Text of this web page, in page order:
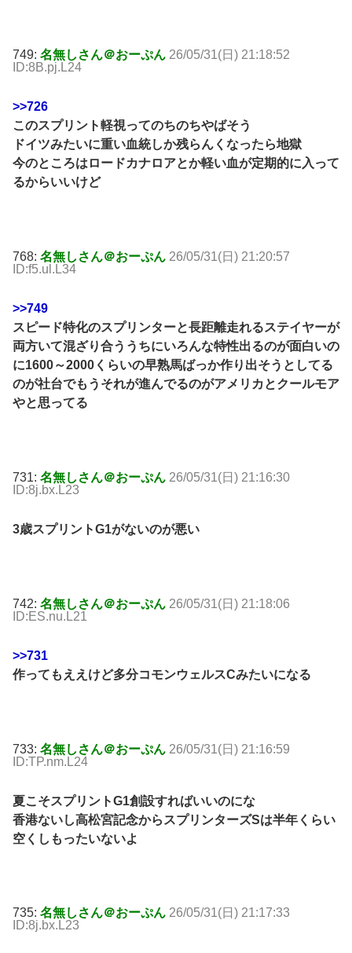
749: 名無しさん＠おーぷん 26/05/31(日) 21:18:52
ID:8B.pj.L24
>>726
このスプリント軽視ってのちのちやばそう
ドイツみたいに重い血統しか残らんくなったら地獄
今のところはロードカナロアとか軽い血が定期的に入って
るからいいけど
768: 名無しさん＠おーぷん 26/05/31(日) 21:20:57
ID:f5.ul.L34
>>749
スピード特化のスプリンターと長距離走れるステイヤーが
両方いて混ざり合ううちにいろんな特性出るのが面白いの
に1600～2000くらいの早熟馬ばっか作り出そうとしてる
のが社台でもうそれが進んでるのがアメリカとクールモア
やと思ってる
731: 名無しさん＠おーぷん 26/05/31(日) 21:16:30
ID:8j.bx.L23
3歳スプリントG1がないのが悪い
742: 名無しさん＠おーぷん 26/05/31(日) 21:18:06
ID:ES.nu.L21
>>731
作ってもええけど多分コモンウェルスCみたいになる
733: 名無しさん＠おーぷん 26/05/31(日) 21:16:59
ID:TP.nm.L24
夏こそスプリントG1創設すればいいのにな
香港ないし高松宮記念からスプリンターズSは半年くらい
空くしもったいないよ
735: 名無しさん＠おーぷん 26/05/31(日) 21:17:33
ID:8j.bx.L23